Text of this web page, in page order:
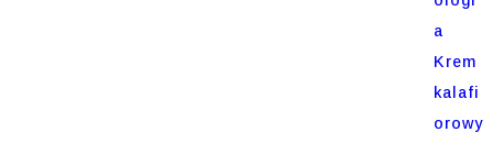
a
Krem
kalafi
orowy